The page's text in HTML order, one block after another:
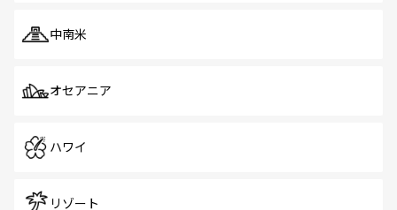
中南米
オセアニア
ハワイ
リゾート